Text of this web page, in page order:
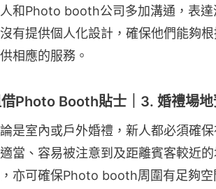
和Photo booth公司多加溝通，表
有提供個人化設計，確保他們能夠
相應的服務。
Photo Booth貼士｜3. 婚禮場地
是室內或戶外婚禮，新人都必須確
當、容易被注意到及距離賓客較近
亦可確保Photo booth周圍有足夠空